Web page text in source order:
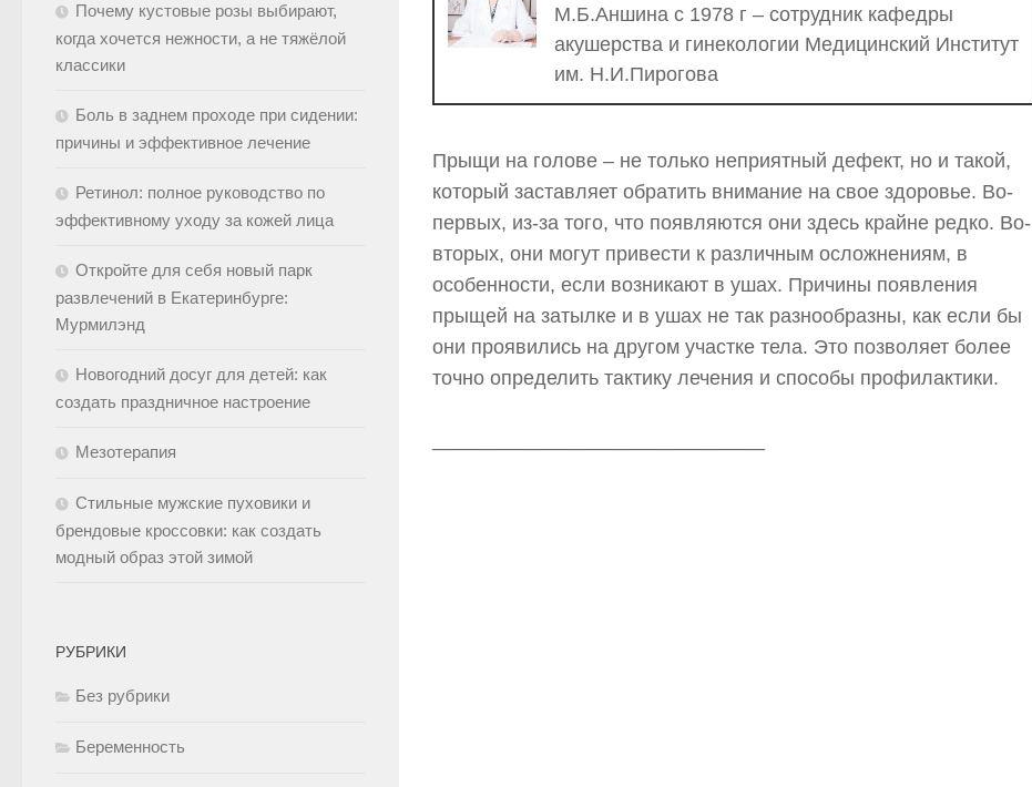
М.Б.Аншина с 1978 г – сотрудник кафедры
акушерства и гинекологии Медицинский Институт
им. Н.И.Пирогова
Прыщи на голове – не только неприятный дефект, но и такой,
который заставляет обратить внимание на свое здоровье. Во-
первых, из-за того, что появляются они здесь крайне редко. Во-
вторых, они могут привести к различным осложнениям, в
особенности, если возникают в ушах. Причины появления
прыщей на затылке и в ушах не так разнообразны, как если бы
они проявились на другом участке тела. Это позволяет более
точно определить тактику лечения и способы профилактики.
Почему кустовые розы выбирают,
когда хочется нежности, а не тяжёлой
классики
Боль в заднем проходе при сидении:
причины и эффективное лечение
Ретинол: полное руководство по
эффективному уходу за кожей лица
Откройте для себя новый парк
развлечений в Екатеринбурге:
Мурмилэнд
Новогодний досуг для детей: как
создать праздничное настроение
Мезотерапия
Стильные мужские пуховики и
брендовые кроссовки: как создать
модный образ этой зимой
РУБРИКИ
Без рубрики
Беременность